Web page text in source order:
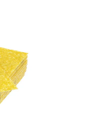
saunan